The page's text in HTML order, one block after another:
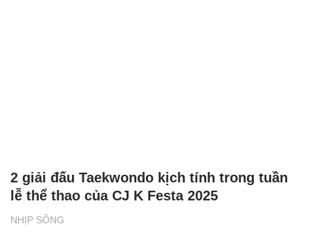
NHỊP SỐNG
2 giải đấu Taekwondo kịch tính trong tuần
lễ thể thao của CJ K Festa 2025